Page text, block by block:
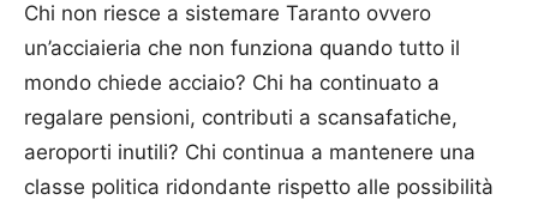
Chi non riesce a sistemare Taranto ovvero
un’acciaieria che non funziona quando tutto il
mondo chiede acciaio? Chi ha continuato a
regalare pensioni, contributi a scansafatiche,
aeroporti inutili? Chi continua a mantenere una
classe politica ridondante rispetto alle possibilità